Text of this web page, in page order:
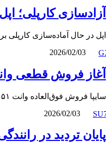
آزادسازی کارپلی؛
اپل در حال آماده‌سازی
2026/02/03
آغاز فروش قطعی وانت ۱۵۱ با مدل ۱۴۰۵؛ جزئیات قیمت و زمان ثبت‌نام
سایپا فروش فوق‌العاده وانت ۱۵۱ GX ارتقاء یافته با مدل ۱۴۰۵ را آغاز کرد. قیمت قطعی ۵۶۹ میلیون تومان و…
2026/02/03
پایان تردید در